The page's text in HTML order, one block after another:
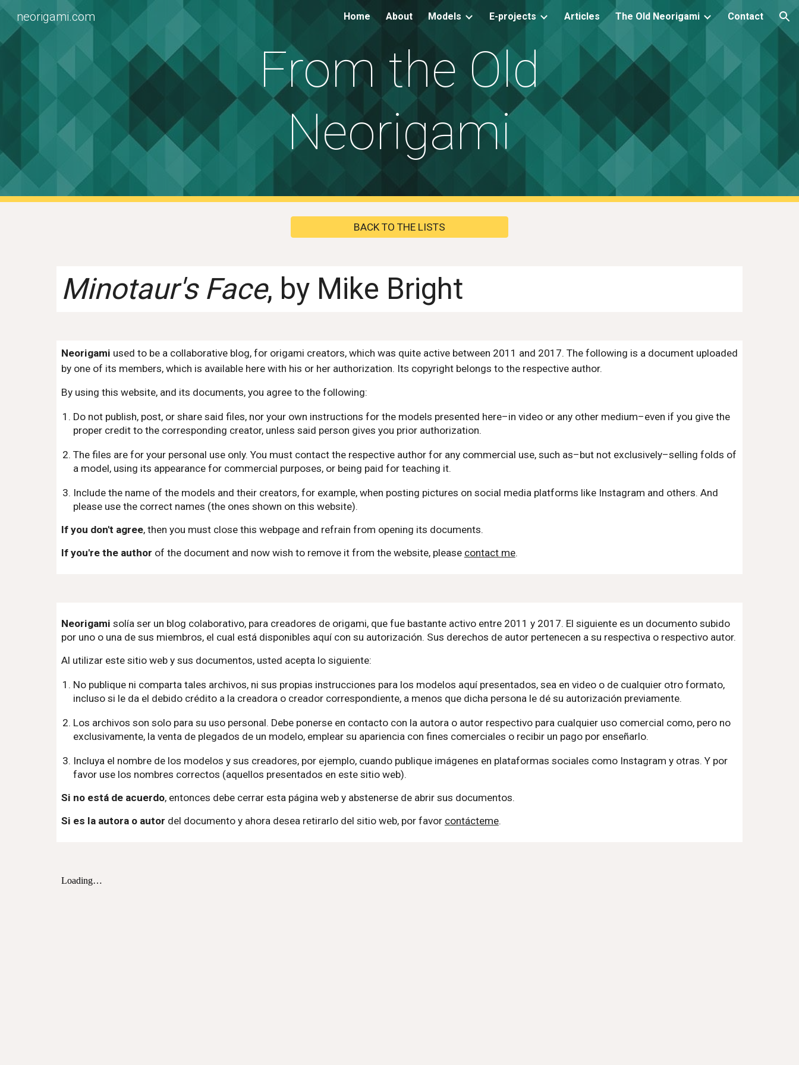
Skip to main content Skip to navigation
neorigami.com Home About Models E-projects Articles The Old Neorigami Contact
From the Old
Neorigami
BACK TO THE LISTS
Minotaur's Face, by Mike Bright
Neorigami used to be a collaborative blog, for origami creators, which was quite active between 2011 and 2017. The following is a document uploaded
by one of its members, which is available here with his or her authorization. Its copyright belongs to the respective author.
By using this website, and its documents, you agree to the following:
Do not publish, post, or share said files, nor your own instructions for the models presented here–in video or any other medium–even if you give the
proper credit to the corresponding creator, unless said person gives you prior authorization.
The files are for your personal use only. You must contact the respective author for any commercial use, such as–but not exclusively–selling folds of
a model, using its appearance for commercial purposes, or being paid for teaching it.
Include the name of the models and their creators, for example, when posting pictures on social media platforms like Instagram and others. And
please use the correct names (the ones shown on this website).
If you don't agree, then you must close this webpage and refrain from opening its documents.
If you're the author of the document and now wish to remove it from the website, please contact me.
Neorigami solía ser un blog colaborativo, para creadores de origami, que fue bastante activo entre 2011 y 2017. El siguiente es un documento subido
por uno o una de sus miembros, el cual está disponibles aquí con su autorización. Sus derechos de autor pertenecen a su respectiva o respectivo autor.
Al utilizar este sitio web y sus documentos, usted acepta lo siguiente:
No publique ni comparta tales archivos, ni sus propias instrucciones para los modelos aquí presentados, sea en video o de cualquier otro formato,
incluso si le da el debido crédito a la creadora o creador correspondiente, a menos que dicha persona le dé su autorización previamente.
Los archivos son solo para su uso personal. Debe ponerse en contacto con la autora o autor respectivo para cualquier uso comercial como, pero no
exclusivamente, la venta de plegados de un modelo, emplear su apariencia con fines comerciales o recibir un pago por enseñarlo.
Incluya el nombre de los modelos y sus creadores, por ejemplo, cuando publique imágenes en plataformas sociales como Instagram y otras. Y por
favor use los nombres correctos (aquellos presentados en este sitio web).
Si no está de acuerdo, entonces debe cerrar esta página web y abstenerse de abrir sus documentos.
Si es la autora o autor del documento y ahora desea retirarlo del sitio web, por favor contácteme.